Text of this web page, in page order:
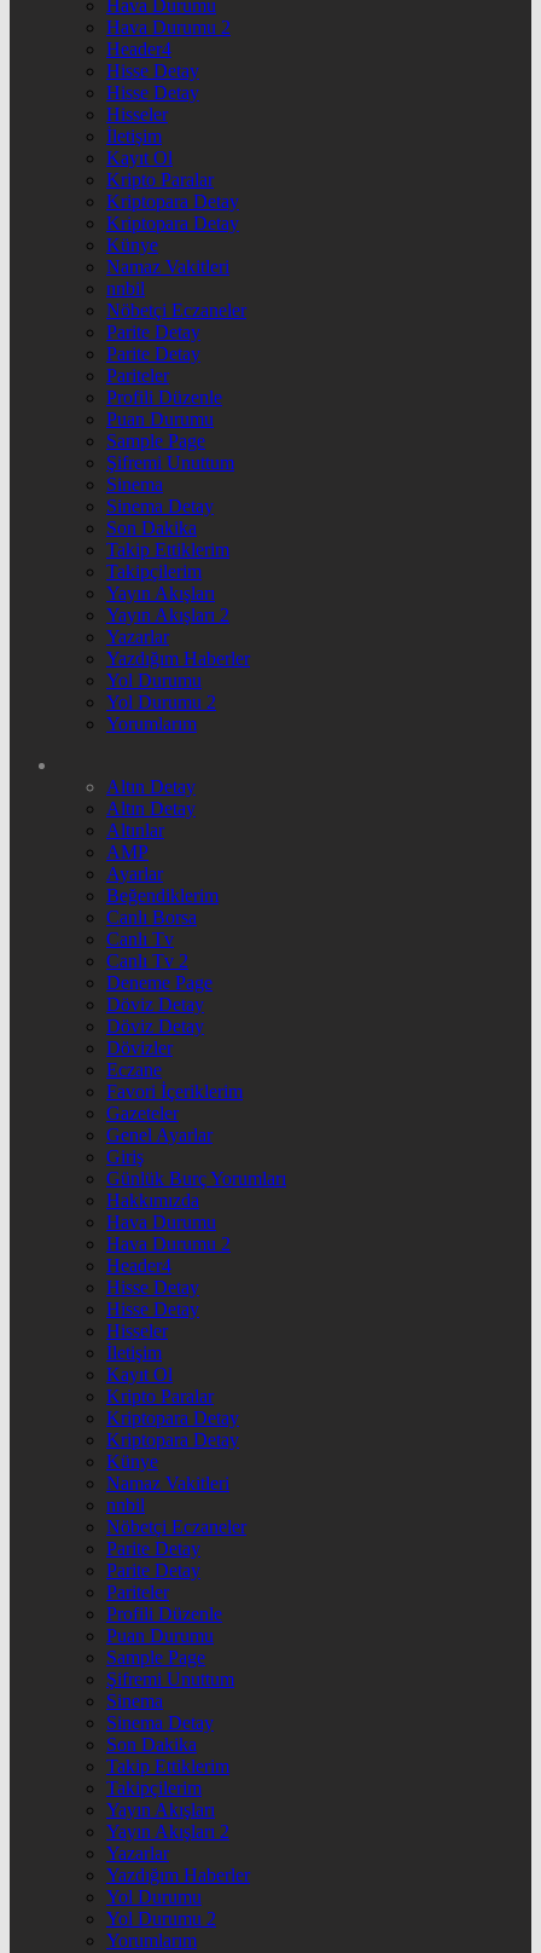
Hava Durumu
Hava Durumu 2
Header4
Hisse Detay
Hisse Detay
Hisseler
İletişim
Kayıt Ol
Kripto Paralar
Kriptopara Detay
Kriptopara Detay
Künye
Namaz Vakitleri
nnbil
Nöbetçi Eczaneler
Parite Detay
Parite Detay
Pariteler
Profili Düzenle
Puan Durumu
Sample Page
Şifremi Unuttum
Sinema
Sinema Detay
Son Dakika
Takip Ettiklerim
Takipçilerim
Yayın Akışları
Yayın Akışları 2
Yazarlar
Yazdığım Haberler
Yol Durumu
Yol Durumu 2
Yorumlarım
Altın Detay
Altın Detay
Altınlar
AMP
Ayarlar
Beğendiklerim
Canlı Borsa
Canlı Tv
Canlı Tv 2
Deneme Page
Döviz Detay
Döviz Detay
Dövizler
Eczane
Favori İçeriklerim
Gazeteler
Genel Ayarlar
Giriş
Günlük Burç Yorumları
Hakkımızda
Hava Durumu
Hava Durumu 2
Header4
Hisse Detay
Hisse Detay
Hisseler
İletişim
Kayıt Ol
Kripto Paralar
Kriptopara Detay
Kriptopara Detay
Künye
Namaz Vakitleri
nnbil
Nöbetçi Eczaneler
Parite Detay
Parite Detay
Pariteler
Profili Düzenle
Puan Durumu
Sample Page
Şifremi Unuttum
Sinema
Sinema Detay
Son Dakika
Takip Ettiklerim
Takipçilerim
Yayın Akışları
Yayın Akışları 2
Yazarlar
Yazdığım Haberler
Yol Durumu
Yol Durumu 2
Yorumlarım